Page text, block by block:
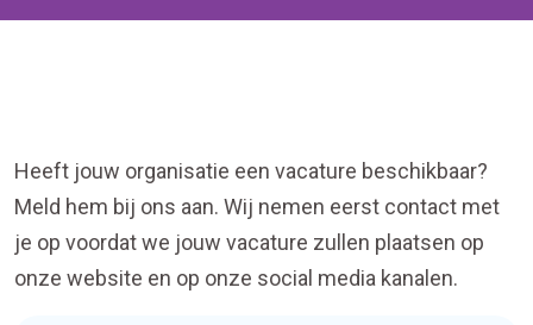
Heeft jouw organisatie een vacature beschikbaar?
Meld hem bij ons aan. Wij nemen eerst contact met
je op voordat we jouw vacature zullen plaatsen op
onze website en op onze social media kanalen.